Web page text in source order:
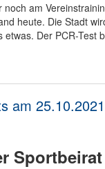
am
heute. Die Stadt
Der PCR-Test
am 25.10.2021